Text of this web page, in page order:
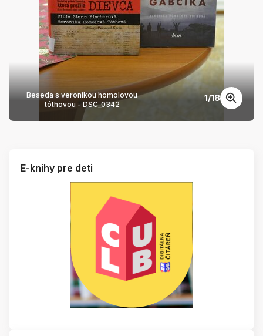
Beseda s veronikou homolovou
tóthovou - DSC_0342
1/18
E-knihy pre deti